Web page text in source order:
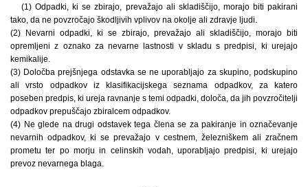
(1) Odpadki, ki se zbirajo, prevažajo ali skladiščijo, morajo biti pakirani
tako, da ne povzročajo škodljivih vplivov na okolje ali zdravje ljudi.
(2) Nevarni odpadki, ki se zbirajo, prevažajo ali skladiščijo, morajo biti
opremljeni z oznako za nevarne lastnosti v skladu s predpisi, ki urejajo
kemikalije.
(3) Določba prejšnjega odstavka se ne uporabljajo za skupino, podskupino
ali vrsto odpadkov iz klasifikacijskega seznama odpadkov, za katero
poseben predpis, ki ureja ravnanje s temi odpadki, določa, da jih povzročitelji
odpadkov prepuščajo zbiralcem odpadkov.
(4) Ne glede na drugi odstavek tega člena se za pakiranje in označevanje
nevarnih odpadkov, ki se prevažajo v cestnem, železniškem ali zračnem
prometu ter po morju in celinskih vodah, uporabljajo predpisi, ki urejajo
prevoz nevarnega blaga.